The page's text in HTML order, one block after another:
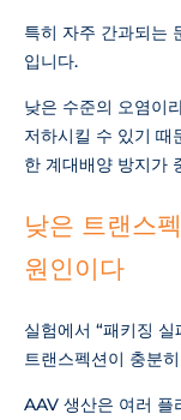
특히 자주 간과되는
입니다.
낮은 수준의 오염이
저하시킬 수 있기 때
한 계대배양 방지가
낮은 트랜스
원인이다
실험에서 “패키징
트랜스펙션이 충분
AAV 생산은 여러 플